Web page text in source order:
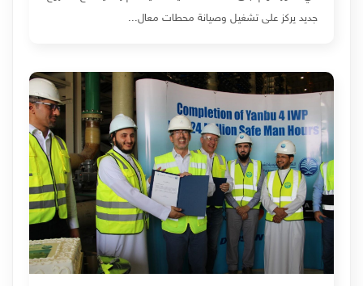
جديد يركز على تشغيل وصيانة محطات معال...